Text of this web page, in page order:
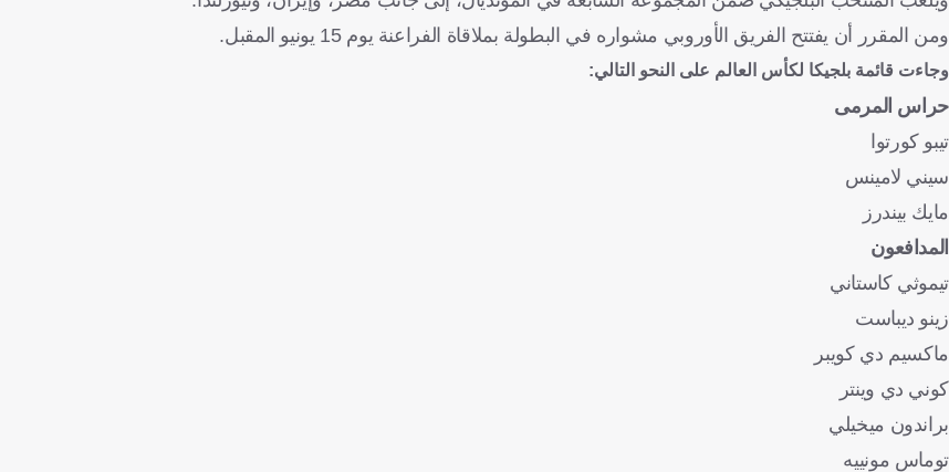
ومن المقرر أن يفتتح الفريق الأوروبي مشواره في البطولة بملاقاة الفراعنة يوم 15 يونيو المقبل.
وجاءت قائمة بلجيكا لكأس العالم على النحو التالي:
حراس المرمى
تيبو كورتوا
سيني لامينس
مايك بيندرز
المدافعون
تيموثي كاستاني
زينو ديباست
ماكسيم دي كويبر
كوني دي وينتر
براندون ميخيلي
توماس مونييه